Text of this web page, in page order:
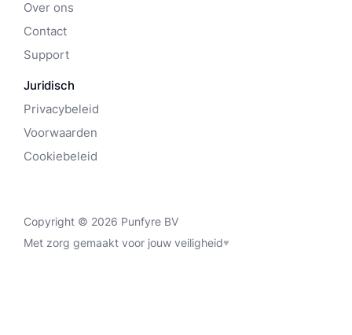
Over ons
Contact
Support
Juridisch
Privacybeleid
Voorwaarden
Cookiebeleid
Copyright © 2026 Punfyre BV
Met zorg gemaakt voor jouw veiligheid♥